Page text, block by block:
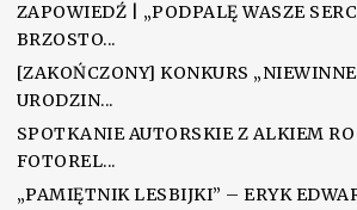
ZAPOWIEDŹ | „PODPALĘ WASZE
BRZOSTO...
[ZAKOŃCZONY] KONKURS
URODZIN...
SPOTKANIE AUTORSKIE Z ALKIEM
FOTOREL...
„PAMIĘTNIK LESBIJKI” – ERYK